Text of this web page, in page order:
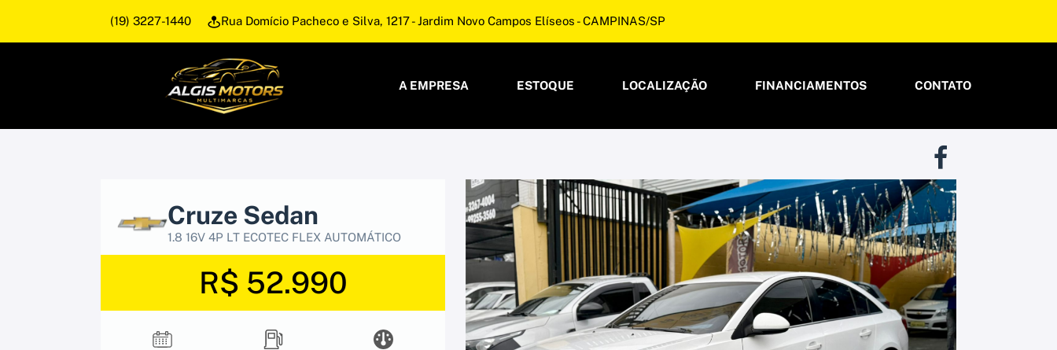
(19) 3227-1440 Rua Domício Pacheco e Silva, 1217 - Jardim Novo Campos Elíseos - CAMPINAS/SP
A EMPRESA ESTOQUE LOCALIZAÇÃO FINANCIAMENTOS CONTATO
Cruze Sedan
1.8 16V 4P LT ECOTEC FLEX AUTOMÁTICO
R$ 52.990